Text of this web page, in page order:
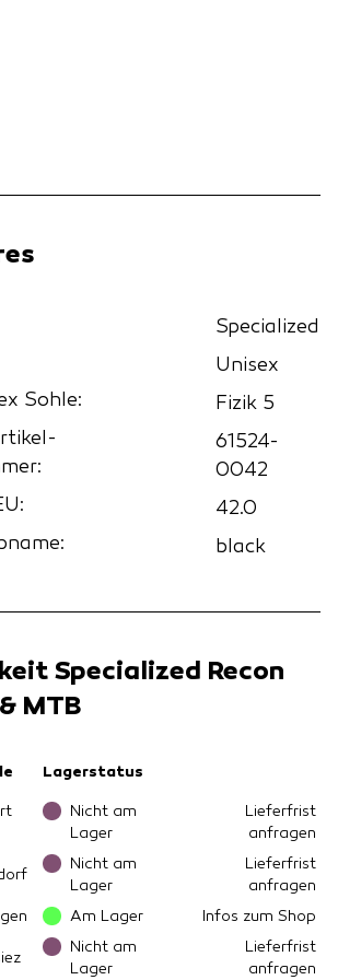
Specialized
Unisex
Sohle:
Fizik 5
61524-
0042
42.0
black
Specialized Recon
MTB
Lagerstatus
Nicht am
Lager
Lieferfrist
anfragen
Nicht am
Lager
Lieferfrist
anfragen
Am Lager Infos zum Shop
Nicht am
Lager
Lieferfrist
anfragen